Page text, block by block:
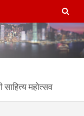
अनलाईन
साहित्य महोत्सव